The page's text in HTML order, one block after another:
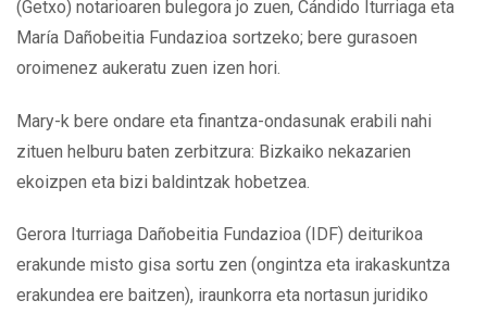
(Getxo) notarioaren bulegora jo zuen, Cándido Iturriaga eta
María Dañobeitia Fundazioa sortzeko; bere gurasoen
oroimenez aukeratu zuen izen hori.
Mary-k bere ondare eta finantza-ondasunak erabili nahi
zituen helburu baten zerbitzura: Bizkaiko nekazarien
ekoizpen eta bizi baldintzak hobetzea.
Gerora Iturriaga Dañobeitia Fundazioa (IDF) deiturikoa
erakunde misto gisa sortu zen (ongintza eta irakaskuntza
erakundea ere baitzen), iraunkorra eta nortasun juridiko